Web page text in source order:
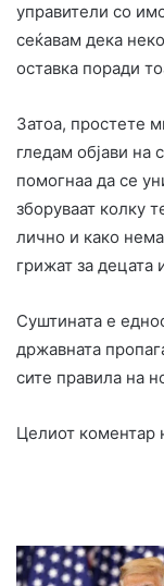
управители со
сеќавам дека
оставка поради
Затоа, простете
гледам објави на
помогнаа да се
зборуваат колку
лично и како
грижат за децата
Суштината е
државната
сите правила на
Целиот коментар